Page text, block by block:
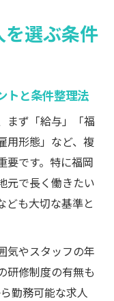
選ぶ条件
トと条件整理法
まず「給与」「福
用形態」など、複
要です。特に福岡
元で長く働きたい
ども大切な基準と
気やスタッフの年
研修制度の有無も
勤務可能な求人